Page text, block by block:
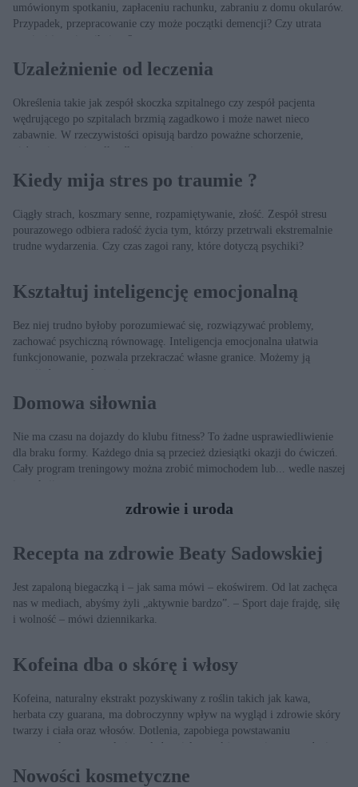
umówionym spotkaniu, zapłaceniu rachunku, zabraniu z domu okularów.
Przypadek, przepracowanie czy może początki demencji? Czy utrata
pamięci jest nieunikniona?
Uzależnienie od leczenia
Określenia takie jak zespół skoczka szpitalnego czy zespół pacjenta
wędrującego po szpitalach brzmią zagadkowo i może nawet nieco
zabawnie. W rzeczywistości opisują bardzo poważne schorzenie,
niebezpieczne nie tylko dla samego pacjenta.
Kiedy mija stres po traumie ?
Ciągły strach, koszmary senne, rozpamiętywanie, złość. Zespół stresu
pourazowego odbiera radość życia tym, którzy przetrwali ekstremalnie
trudne wydarzenia. Czy czas zagoi rany, które dotyczą psychiki?
Kształtuj inteligencję emocjonalną
Bez niej trudno byłoby porozumiewać się, rozwiązywać problemy,
zachować psychiczną równowagę. Inteligencja emocjonalna ułatwia
funkcjonowanie, pozwala przekraczać własne granice. Możemy ją
rozwijać przez całe życie.
Domowa siłownia
Nie ma czasu na dojazdy do klubu fitness? To żadne usprawiedliwienie
dla braku formy. Każdego dnia są przecież dziesiątki okazji do ćwiczeń.
Cały program treningowy można zrobić mimochodem lub... wedle naszej
instrukcji.
zdrowie i uroda
Recepta na zdrowie Beaty Sadowskiej
Jest zapaloną biegaczką i – jak sama mówi – ekoświrem. Od lat zachęca
nas w mediach, abyśmy żyli „aktywnie bardzo”. – Sport daje frajdę, siłę
i wolność – mówi dziennikarka.
Kofeina dba o skórę i włosy
Kofeina, naturalny ekstrakt pozyskiwany z roślin takich jak kawa,
herbata czy guarana, ma dobroczynny wpływ na wygląd i zdrowie skóry
twarzy i ciała oraz włosów. Dotlenia, zapobiega powstawaniu
zmarszczek, wyszczupla i wygładza ciało, a także ogranicza wypadanie
Nowości kosmetyczne